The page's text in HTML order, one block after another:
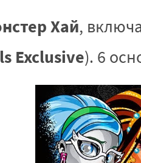
Хай,
Exclusive). 6